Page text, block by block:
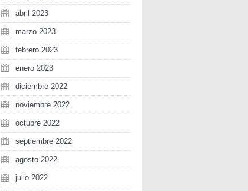
abril 2023
marzo 2023
febrero 2023
enero 2023
diciembre 2022
noviembre 2022
octubre 2022
septiembre 2022
agosto 2022
julio 2022